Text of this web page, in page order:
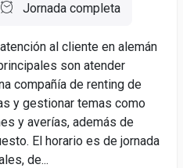
Jornada completa
al cliente en alemán
son atender
compañía de renting de
y gestionar temas como
y averías, además de
El horario es de jornada
de...